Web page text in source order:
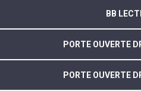
BB
PORTE OUVERTE
PORTE OUVERTE